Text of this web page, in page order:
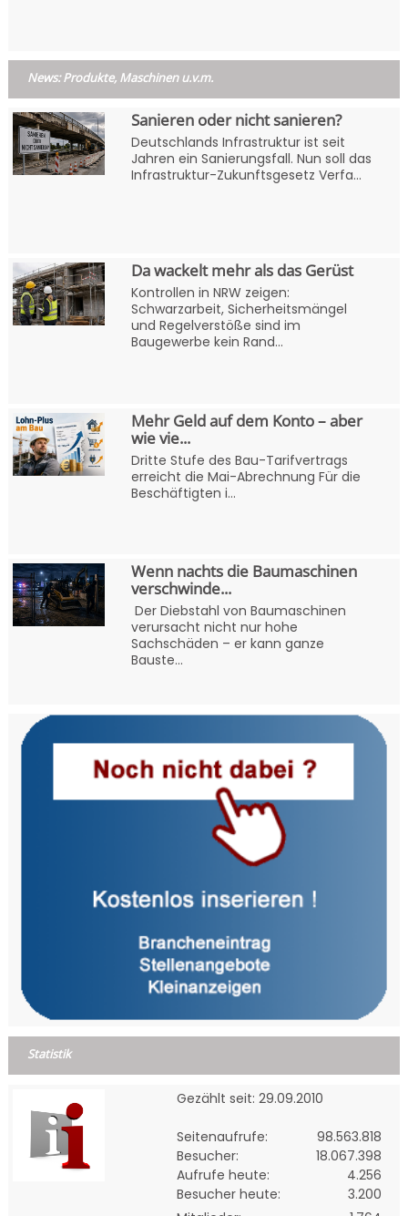
News: Produkte, Maschinen u.v.m.
Sanieren oder nicht sanieren?
Deutschlands Infrastruktur ist seit
Jahren ein Sanierungsfall. Nun soll das
Infrastruktur-Zukunftsgesetz Verfa...
Da wackelt mehr als das Gerüst
Kontrollen in NRW zeigen:
Schwarzarbeit, Sicherheitsmängel
und Regelverstöße sind im
Baugewerbe kein Rand...
Mehr Geld auf dem Konto – aber
wie vie...
Dritte Stufe des Bau-Tarifvertrags
erreicht die Mai-Abrechnung Für die
Beschäftigten i...
Wenn nachts die Baumaschinen
verschwinde...
Der Diebstahl von Baumaschinen
verursacht nicht nur hohe
Sachschäden – er kann ganze
Bauste...
Statistik
Gezählt seit: 29.09.2010
Seitenaufrufe:
98.563.818
Besucher:
18.067.398
Aufrufe heute:
4.256
Besucher heute:
3.200